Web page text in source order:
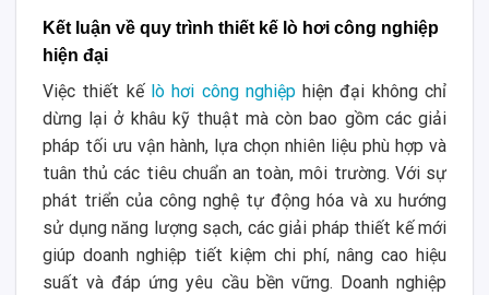
Kết luận về quy trình thiết kế lò hơi công nghiệp
hiện đại
Việc thiết kế lò hơi công nghiệphiện đại không chỉ
dừng lại ở khâu kỹ thuật mà còn bao gồm các giải
pháp tối ưu vận hành, lựa chọn nhiên liệu phù hợp và
tuân thủ các tiêu chuẩn an toàn, môi trường. Với sự
phát triển của công nghệ tự động hóa và xu hướng
sử dụng năng lượng sạch, các giải pháp thiết kế mới
giúp doanh nghiệp tiết kiệm chi phí, nâng cao hiệu
suất và đáp ứng yêu cầu bền vững. Doanh nghiệp